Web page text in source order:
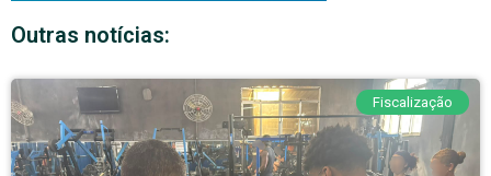
Outras notícias:
Fiscalização